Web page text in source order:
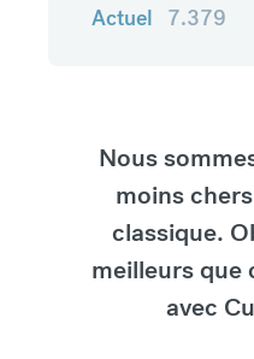
Actuel 7.379
Nous
moins
classique.
meilleurs que
avec